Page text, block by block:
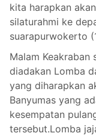
kita harapkan
silaturahmi ke
suarapurwokerto
Malam Keakraban
diadakan Lomba
yang diharapkan
Banyumas yang
kesempatan
tersebut.Lomba